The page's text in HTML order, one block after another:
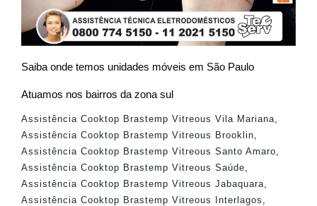
Saiba onde temos unidades móveis em São Paulo
Atuamos nos bairros da zona sul
Assistência Cooktop Brastemp Vitreous Vila Mariana
Assistência Cooktop Brastemp Vitreous Brooklin
Assistência Cooktop Brastemp Vitreous Santo Amaro
Assistência Cooktop Brastemp Vitreous Saúde
Assistência Cooktop Brastemp Vitreous Jabaquara
Assistência Cooktop Brastemp Vitreous Interlagos